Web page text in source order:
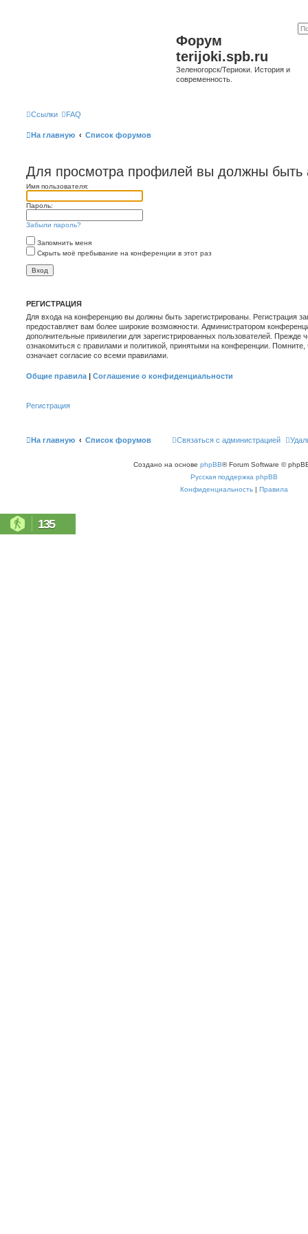
Форум
terijoki.spb.ru
Зеленогорск/Териоки. История и
современность.
Ссылки FAQ
На главную Список форумов
Для просмотра профилей вы должны быть
Имя пользователя:
Пароль:
Забыли пароль?
Запомнить меня
Скрыть моё пребывание на конференции в этот раз
РЕГИСТРАЦИЯ
Для входа на конференцию вы должны быть зарегистрированы. Регистрация
предоставляет вам более широкие возможности. Администратором
дополнительные привилегии для зарегистрированных пользователей. Прежде
ознакомиться с правилами и политикой, принятыми на конференции.
означает согласие со всеми правилами.
Общие правила | Соглашение о конфиденциальности
Регистрация
На главную Список форумов Связаться с администрацией
Создано на основе phpBB® Forum Software ©
Русская поддержка phpBB
Конфиденциальность | Правила
135